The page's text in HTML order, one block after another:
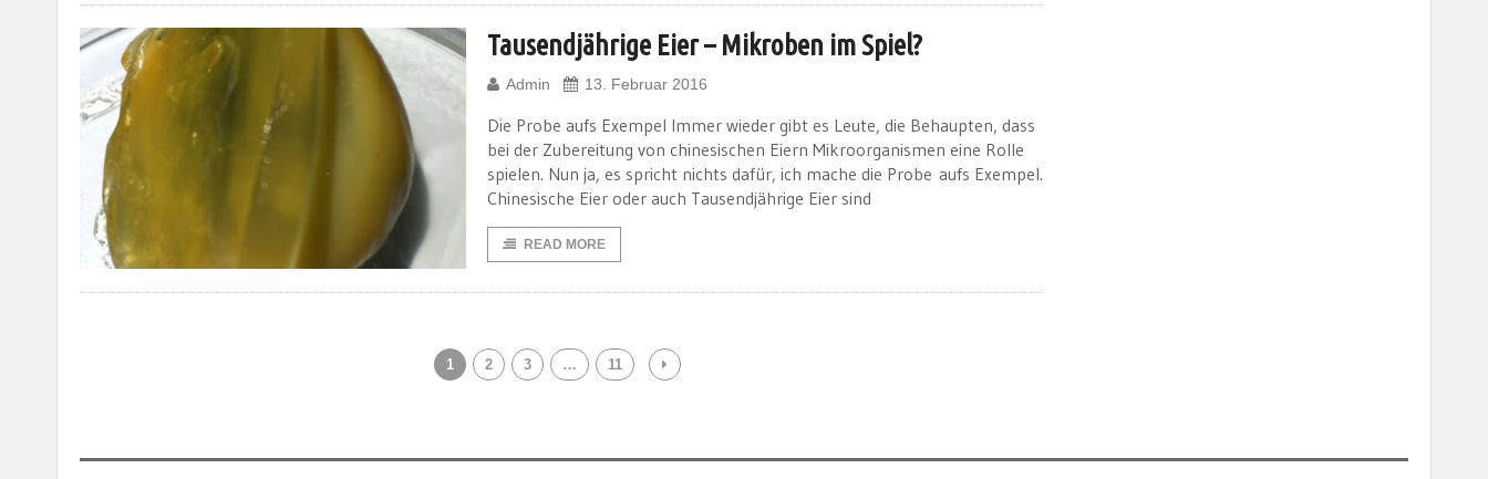
Tausendjährige Eier – Mikroben im Spiel?
Admin 13. Februar 2016
Die Probe aufs Exempel Immer wieder gibt es Leute, die Behaupten, dass
bei der Zubereitung von chinesischen Eiern Mikroorganismen eine Rolle
spielen. Nun ja, es spricht nichts dafür, ich mache die Probe aufs Exempel.
Chinesische Eier oder auch Tausendjährige Eier sind
READ MORE
1 2 3 … 11